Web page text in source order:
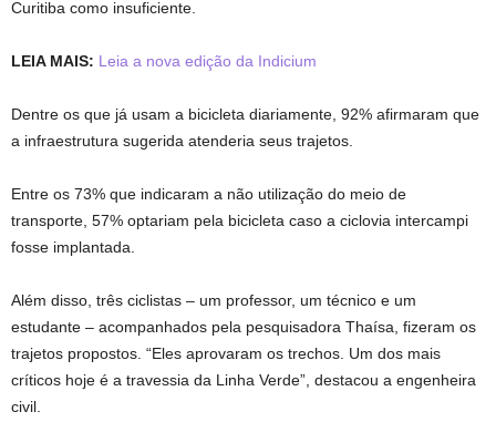
Curitiba como insuficiente.
LEIA MAIS: Leia a nova edição da Indicium
Dentre os que já usam a bicicleta diariamente, 92% afirmaram que
a infraestrutura sugerida atenderia seus trajetos.
Entre os 73% que indicaram a não utilização do meio de
transporte, 57% optariam pela bicicleta caso a ciclovia intercampi
fosse implantada.
Além disso, três ciclistas – um professor, um técnico e um
estudante – acompanhados pela pesquisadora Thaísa, fizeram os
trajetos propostos. “Eles aprovaram os trechos. Um dos mais
críticos hoje é a travessia da Linha Verde”, destacou a engenheira
civil.